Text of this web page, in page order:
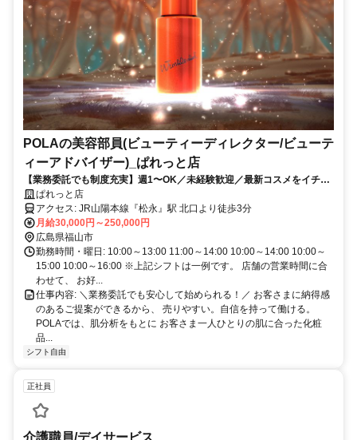
POLAの美容部員(ビューティーディレクター/ビューテ
ィーアドバイザー)_ぱれっと店
【業務委託でも制度充実】週1〜OK／未経験歓迎／最新コスメをイチ早
くお試し♪お客様も自分もキレイに／Wワーク・副業
ぱれっと店
アクセス: JR山陽本線『松永』駅 北口より徒歩3分
月給30,000円～250,000円
広島県福山市
勤務時間・曜日: 10:00～13:00 11:00～14:00 10:00～14:00 10:00～
15:00 10:00～16:00 ※上記シフトは一例です。 店舗の営業時間に合
わせて、 お好...
仕事内容: ＼業務委託でも安心して始められる！／ お客さまに納得感
のあるご提案ができるから、 売りやすい。自信を持って働ける。
POLAでは、肌分析をもとに お客さま一人ひとりの肌に合った化粧
品...
シフト自由
正社員
介護職員/デイサービス